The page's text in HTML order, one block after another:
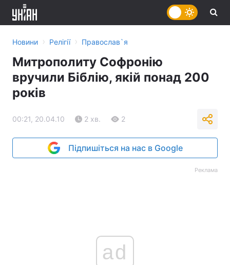
Новини › Релігії › Православ`я
Митрополиту Софронію
вручили Біблію, якій понад 200
років
00:21, 20.04.10 2 хв. 2
Підпишіться на нас в Google
Реклама
ad